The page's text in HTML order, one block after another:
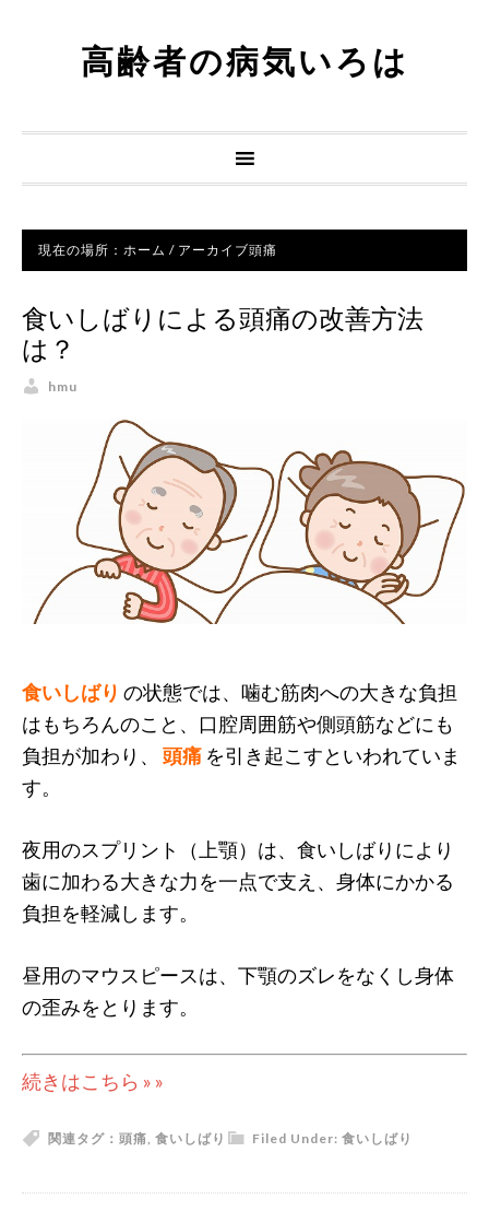
高齢者の病気いろは
現在の場所： ホーム / アーカイブ頭痛
食いしばりによる頭痛の改善方法
は？
hmu
食いしばり の状態では、噛む筋肉への大きな負担
はもちろんのこと、口腔周囲筋や側頭筋などにも
負担が加わり、 頭痛 を引き起こすといわれていま
す。
夜用のスプリント（上顎）は、食いしばりにより
歯に加わる大きな力を一点で支え、身体にかかる
負担を軽減します。
昼用のマウスピースは、下顎のズレをなくし身体
の歪みをとります。
続きはこちら » »
Filed Under: 食いしばり
関連タグ： 頭痛, 食いしばり